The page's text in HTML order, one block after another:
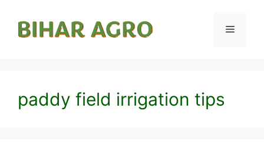
paddy field irrigation tips